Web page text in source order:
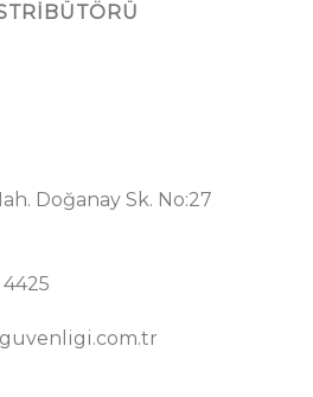
Doğanay Sk. No:27
4425